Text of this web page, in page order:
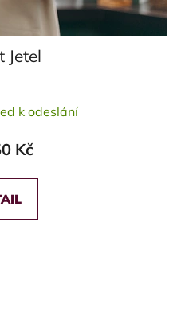
Jetel
k odeslání
Kč